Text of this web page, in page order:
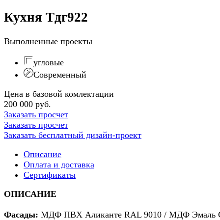
Кухня Тдг922
Выполненные проекты
угловые
Современный
Цена в базовой комлектации
200 000 руб.
Заказать просчет
Заказать просчет
Заказать бесплатный дизайн-проект
Описание
Оплата и доставка
Сертификаты
ОПИСАНИЕ
Фасады: МДФ ПВХ Аликанте RAL 9010 / МДФ Эмаль